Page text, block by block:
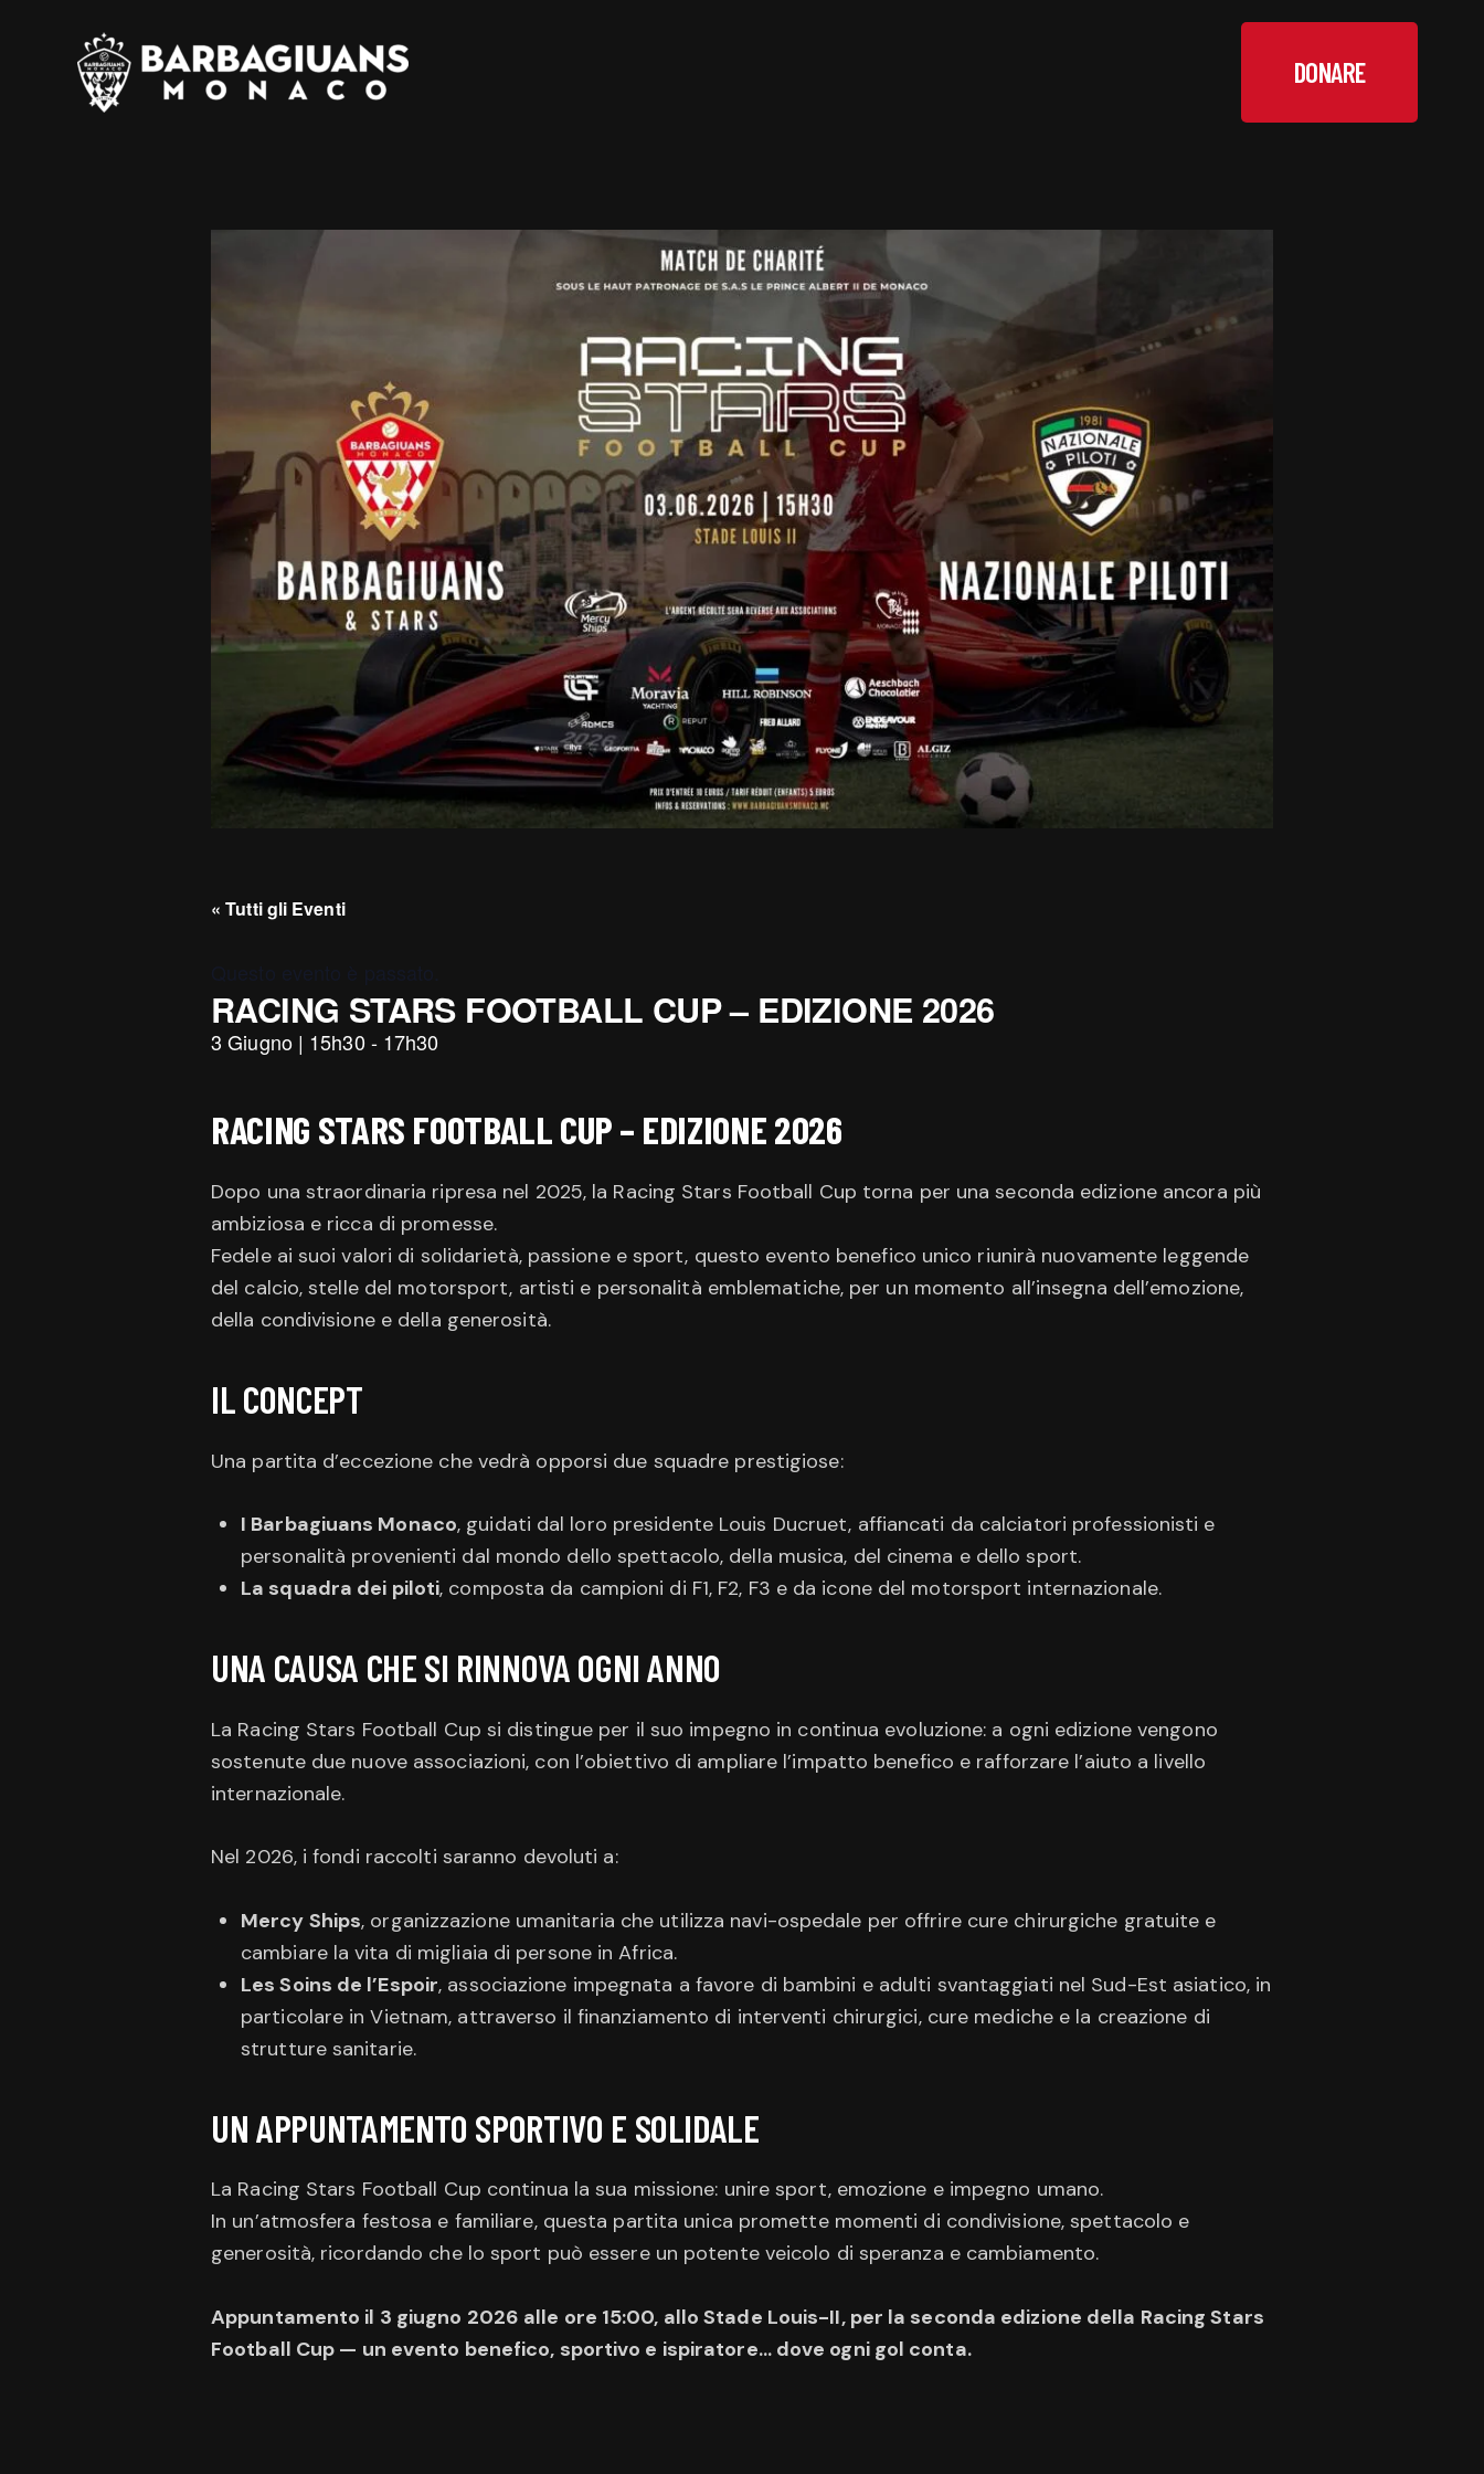
DONARE
« Tutti gli Eventi
RACING STARS FOOTBALL CUP – EDIZIONE 2026
3 Giugno | 15h30 - 17h30
RACING STARS FOOTBALL CUP – EDIZIONE 2026
Dopo una straordinaria ripresa nel 2025, la Racing Stars Football Cup torna per una seconda edizione ancora più
ambiziosa e ricca di promesse.
Fedele ai suoi valori di solidarietà, passione e sport, questo evento benefico unico riunirà nuovamente leggende
del calcio, stelle del motorsport, artisti e personalità emblematiche, per un momento all’insegna dell’emozione,
della condivisione e della generosità.
IL CONCEPT
Una partita d’eccezione che vedrà opporsi due squadre prestigiose:
I Barbagiuans Monaco, guidati dal loro presidente Louis Ducruet, affiancati da calciatori professionisti e
personalità provenienti dal mondo dello spettacolo, della musica, del cinema e dello sport.
La squadra dei piloti, composta da campioni di F1, F2, F3 e da icone del motorsport internazionale.
UNA CAUSA CHE SI RINNOVA OGNI ANNO
La Racing Stars Football Cup si distingue per il suo impegno in continua evoluzione: a ogni edizione vengono
sostenute due nuove associazioni, con l’obiettivo di ampliare l’impatto benefico e rafforzare l’aiuto a livello
internazionale.
Nel 2026, i fondi raccolti saranno devoluti a:
Mercy Ships, organizzazione umanitaria che utilizza navi-ospedale per offrire cure chirurgiche gratuite e
cambiare la vita di migliaia di persone in Africa.
Les Soins de l’Espoir, associazione impegnata a favore di bambini e adulti svantaggiati nel Sud-Est asiatico, in
particolare in Vietnam, attraverso il finanziamento di interventi chirurgici, cure mediche e la creazione di
strutture sanitarie.
UN APPUNTAMENTO SPORTIVO E SOLIDALE
La Racing Stars Football Cup continua la sua missione: unire sport, emozione e impegno umano.
In un’atmosfera festosa e familiare, questa partita unica promette momenti di condivisione, spettacolo e
generosità, ricordando che lo sport può essere un potente veicolo di speranza e cambiamento.
Appuntamento il 3 giugno 2026 alle ore 15:00, allo Stade Louis-II, per la seconda edizione della Racing Stars
Football Cup — un evento benefico, sportivo e ispiratore… dove ogni gol conta.